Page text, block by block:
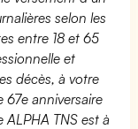
selon les
entre 18 et 65
et
décès, à votre
67e anniversaire
ALPHA TNS est à